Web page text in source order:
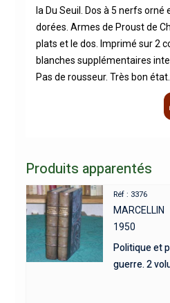
la Du Seuil. Dos à 5 nerfs orné
dorées. Armes de Proust de
plats et le dos. Imprimé sur 2
blanches supplémentaires
Pas de rousseur. Très bon
Produits apparentés
Réf : 3376
MARCELLIN
1950
Politique et
guerre. 2